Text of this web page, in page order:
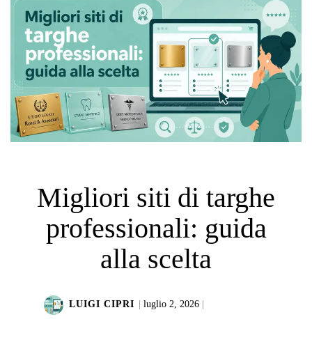
Migliori siti di targhe
professionali: guida
alla scelta
LUIGI CIPRI luglio 2, 2026|